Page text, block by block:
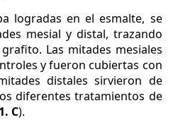
logradas en el esmalte, se
mesial y distal, trazando
Las mitades mesiales
y fueron cubiertas con
distales sirvieron de
diferentes tratamientos de
C).